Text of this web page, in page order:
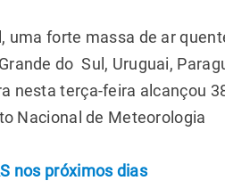
uma forte massa de ar
do Sul, Uruguai,
nesta terça-feira alcançou
Nacional de Meteorologia
nos próximos dias